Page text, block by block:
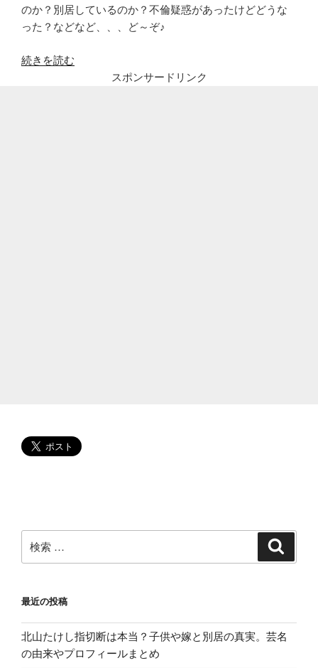
のか？別居しているのか？不倫疑惑があったけどどうな
った？などなど、、、ど～ぞ♪
“江
手
と
べ
た”
の
続きを読む
スポンサードリンク
索:
最近の投稿
北山たけし指切断は本当？子供や嫁と別居の真実。芸名
の由来やプロフィールまとめ